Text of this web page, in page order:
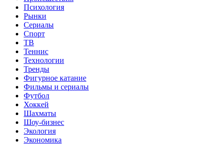
Психология
Рынки
Сериалы
Спорт
ТВ
Теннис
Технологии
Тренды
Фигурное катание
Фильмы и сериалы
Футбол
Хоккей
Шахматы
Шоу-бизнес
Экология
Экономика